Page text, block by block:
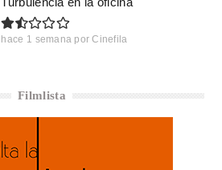
hace 1 semana por Cinefila
Filmlista